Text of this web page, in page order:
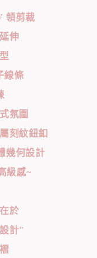
領剪裁
伸
線條
氛圍
刻紋鈕釦
幾何設計
級感~
於
計"